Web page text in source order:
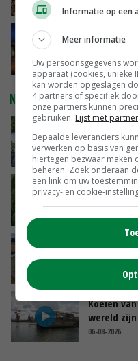
Nettowinst
GISTEREN, 14:35
NIEUWSTE VIDEO'S
de
GISTEREN, 12:00
Limburgse
Droogte
‘Bassin
Koeien
wereld
06-08-2026
Informatie op een
Meer informatie
Uw persoonsgegevens
apparaat (cookies, unieke
kan worden opgeslagen
4 partners of specifiek
onze partners kunnen
gebruiken. Lijst met
Bepaalde leveranciers
verwerken op basis van
hiertegen bezwaar
beheren. Zoek onderaan
een link om uw
privacy- en cookie-